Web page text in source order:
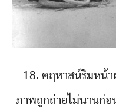
18. คฤหาสน์ริมหน้า
ภาพถูกถ่ายไม่นานก่อ